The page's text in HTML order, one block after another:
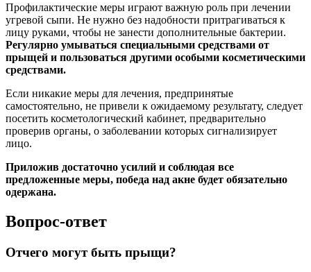
Профилактические меры играют важную роль при лечении
угревой сыпи. Не нужно без надобности притрагиваться к
лицу руками, чтобы не занести дополнительные бактерии.
Регулярно умываться специальными средствами от
прыщей и пользоваться другими особыми косметическими
средствами.
Если никакие меры для лечения, предпринятые
самостоятельно, не привели к ожидаемому результату, следует
посетить косметологический кабинет, предварительно
проверив органы, о заболевании которых сигнализирует
лицо.
Приложив достаточно усилий и соблюдая все
предложенные меры, победа над акне будет обязательно
одержана.
Вопрос-ответ
Отчего могут быть прыщи?